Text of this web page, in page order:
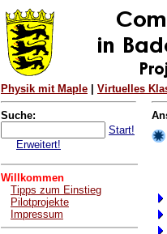
Physik mit Maple Virtuelles
Suche:
Start!
Erweitert!
Willkommen
Tipps zum Einstieg
Pilotprojekte
Impressum